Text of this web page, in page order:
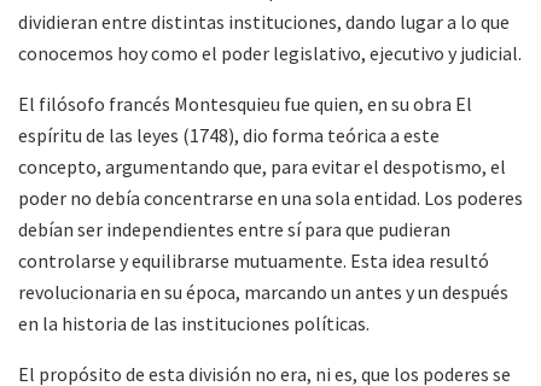
dividieran entre distintas instituciones, dando lugar a lo que
conocemos hoy como el poder legislativo, ejecutivo y judicial.
El filósofo francés Montesquieu fue quien, en su obra El
espíritu de las leyes (1748), dio forma teórica a este
concepto, argumentando que, para evitar el despotismo, el
poder no debía concentrarse en una sola entidad. Los poderes
debían ser independientes entre sí para que pudieran
controlarse y equilibrarse mutuamente. Esta idea resultó
revolucionaria en su época, marcando un antes y un después
en la historia de las instituciones políticas.
El propósito de esta división no era, ni es, que los poderes se